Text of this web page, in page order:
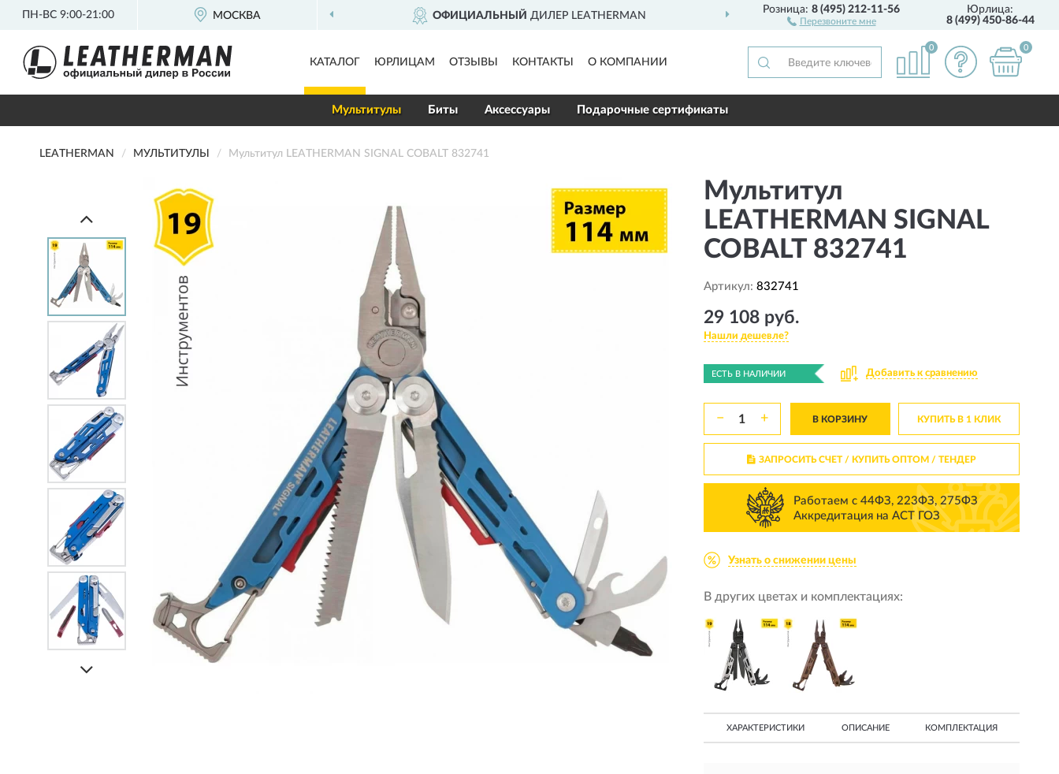
ПН-ВС 9:00-21:00 МОСКВА ОФИЦИАЛЬНЫЙ ДИЛЕР LEATHERMAN ДОСТАВИМПО ВСЕЙ РОССИИ
Розница:8 (495) 212-11-56
Перезвоните мне
Юрлица:
8 (499) 450-86-44
КАТАЛОГ ЮРЛИЦАМ ОТЗЫВЫ КОНТАКТЫ О КОМПАНИИ
0 0
Мультитулы Биты Аксессуары Подарочные сертификаты
LEATHERMAN МУЛЬТИТУЛЫ Мультитул LEATHERMAN SIGNAL COBALT 832741
Мультитул
LEATHERMAN SIGNAL
COBALT 832741
Артикул: 832741
29 108 руб.
Нашли дешевле?
ЕСТЬ В НАЛИЧИИ Добавить к сравнению
− + В КОРЗИНУ КУПИТЬ В 1 КЛИК
ЗАПРОСИТЬ СЧЕТ / КУПИТЬ ОПТОМ/ ТЕНДЕР
Работаем с 44ФЗ, 223ФЗ, 275ФЗ
Аккредитация на АСТ ГОЗ
Узнать о снижении цены
В других цветах и комплектациях:
ХАРАКТЕРИСТИКИ ОПИСАНИЕ КОМПЛЕКТАЦИЯ